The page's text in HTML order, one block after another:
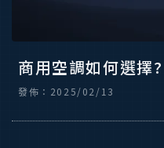
商用空調如何選擇
【北投中央空調安
發佈：2025/02/13